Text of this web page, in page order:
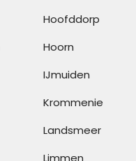
Hoofddorp
Hoorn
IJmuiden
Krommenie
Landsmeer
Limmen